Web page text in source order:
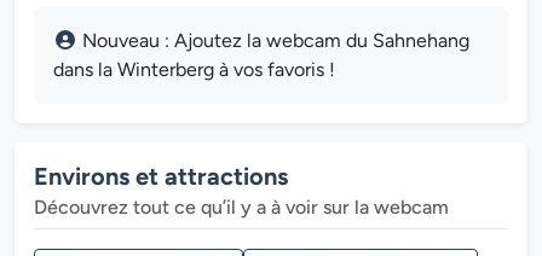
Nouveau : Ajoutez la webcam du Sahnehang
dans la Winterberg à vos favoris !
Environs et attractions
Découvrez tout ce qu’il y a à voir sur la webcam